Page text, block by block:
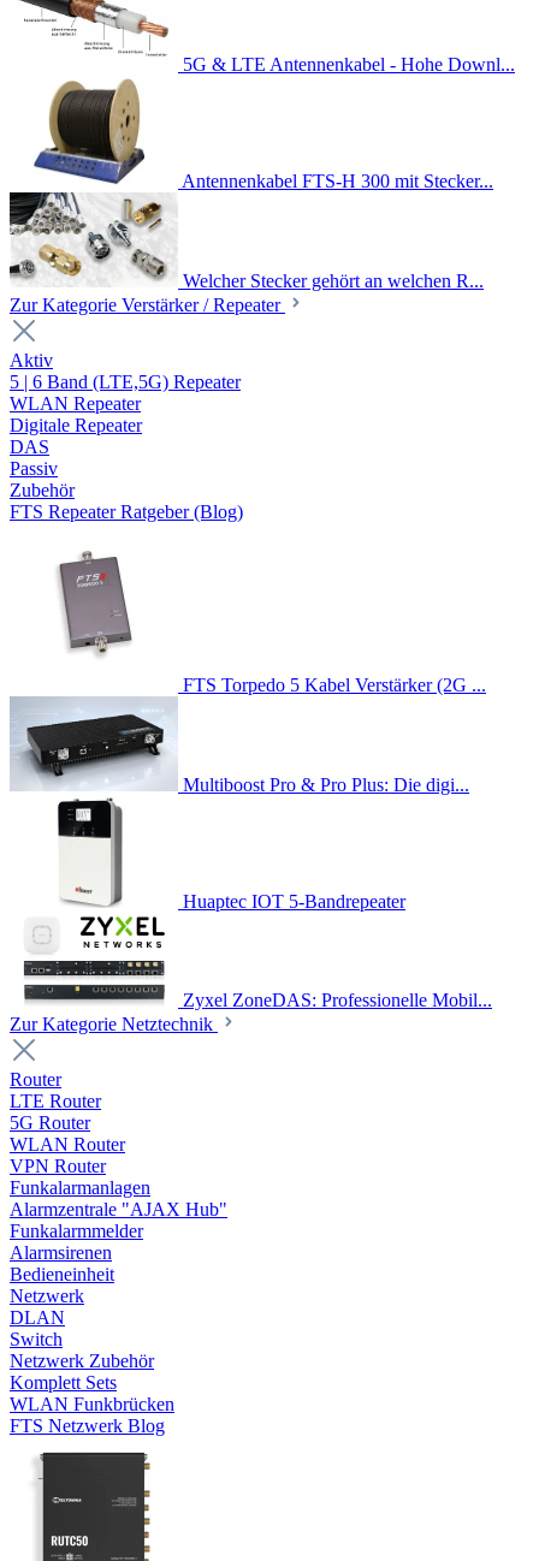
5G & LTE Antennenkabel - Hohe Downl...
Antennenkabel FTS-H 300 mit Stecker...
Welcher Stecker gehört an welchen R...
Zur Kategorie Verstärker / Repeater
Aktiv
5 | 6 Band (LTE,5G) Repeater
WLAN Repeater
Digitale Repeater
DAS
Passiv
Zubehör
FTS Repeater Ratgeber (Blog)
FTS Torpedo 5 Kabel Verstärker (2G ...
Multiboost Pro & Pro Plus: Die digi...
Huaptec IOT 5-Bandrepeater
Zyxel ZoneDAS: Professionelle Mobil...
Zur Kategorie Netztechnik
Router
LTE Router
5G Router
WLAN Router
VPN Router
Funkalarmanlagen
Alarmzentrale "AJAX Hub"
Funkalarmmelder
Alarmsirenen
Bedieneinheit
Netzwerk
DLAN
Switch
Netzwerk Zubehör
Komplett Sets
WLAN Funkbrücken
FTS Netzwerk Blog